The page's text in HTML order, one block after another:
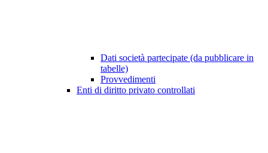
Dati società partecipate (da pubblicare in
tabelle)
Provvedimenti
Enti di diritto privato controllati